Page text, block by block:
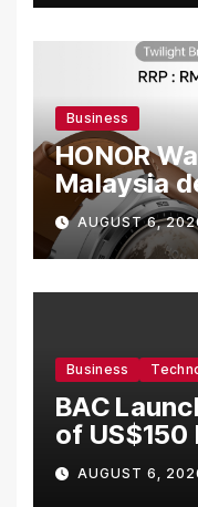
Business
HONOR
Malaysia
Bermula
AUGUST 6,
Business
BAC
of US$150
Malaysia
AUGUST 6,